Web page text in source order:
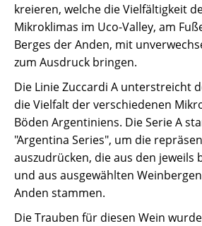
kreieren, welche die Vielfältigkeit
Mikroklimas im Uco-Valley, am
Berges der Anden, mit
zum Ausdruck bringen.
Die Linie Zuccardi A unterstreicht
die Vielfalt der verschiedenen
Böden Argentiniens. Die Serie A
"Argentina Series", um die
auszudrücken, die aus den jeweils
und aus ausgewählten
Anden stammen.
Die Trauben für diesen Wein